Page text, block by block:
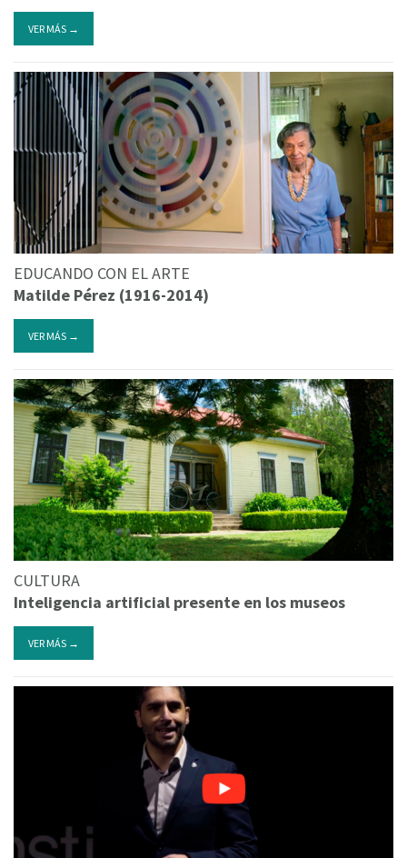
VER MÁS →
EDUCANDO CON EL ARTE
Matilde Pérez (1916-2014)
VER MÁS →
CULTURA
Inteligencia artificial presente en los museos
VER MÁS →